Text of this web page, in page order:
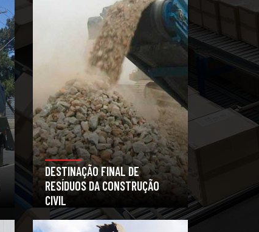
DESTINAÇÃO FINAL DE
RESÍDUOS DA CONSTRUÇÃO
CIVIL